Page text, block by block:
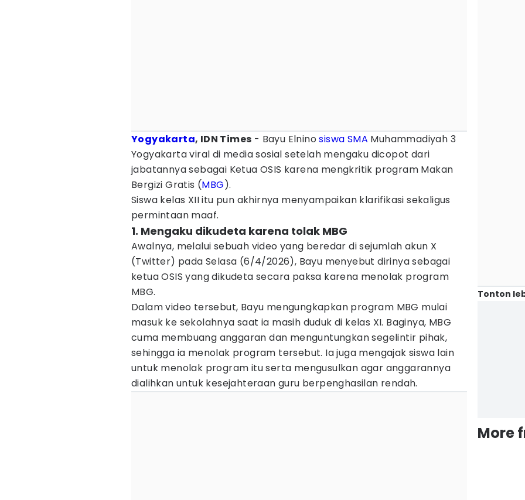
Yogyakarta, IDN Times - Bayu Elninosiswa SMA Muhammadiyah 3
Yogyakarta viral di media sosial setelah mengaku dicopot dari
jabatannya sebagai Ketua OSIS karena mengkritik program Makan
Bergizi Gratis (MBG).
Siswa kelas XII itu pun akhirnya menyampaikan klarifikasi sekaligus
permintaan maaf.
1. Mengaku dikudeta karena tolak MBG
Awalnya, melalui sebuah video yang beredar di sejumlah akun X
(Twitter) pada Selasa (6/4/2026), Bayu menyebut dirinya sebagai
ketua OSIS yang dikudeta secara paksa karena menolak program
MBG.
Dalam video tersebut, Bayu mengungkapkan program MBG mulai
masuk ke sekolahnya saat ia masih duduk di kelas XI. Baginya, MBG
cuma membuang anggaran dan menguntungkan segelintir pihak,
sehingga ia menolak program tersebut. Ia juga mengajak siswa lain
untuk menolak program itu serta mengusulkan agar anggarannya
dialihkan untuk kesejahteraan guru berpenghasilan rendah.
Tonton
More